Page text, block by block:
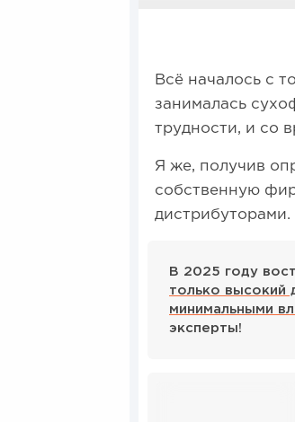
Всё началось с
занималась
трудности, и со
Я же, получив
собственную
дистрибуторами.
В 2025 году
только высокий
минимальными
эксперты!